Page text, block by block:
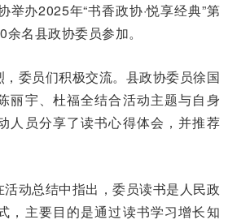
举办2025年“书香政协·悦享经典”第
名县政协委员参加。
委员们积极交流。县政协委员徐国
丽宇、杜福全结合活动主题与自身
人员分享了读书心得体会，并推荐
动总结中指出，委员读书是人民政
，主要目的是通过读书学习增长知